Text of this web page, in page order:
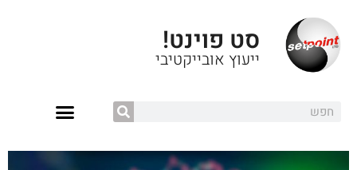
סט פוינט!
ייעוץ אובייקטיבי